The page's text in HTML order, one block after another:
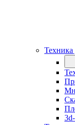
Техника